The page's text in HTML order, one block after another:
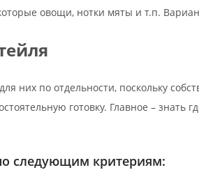
овощи, нотки мяты и т.п.
них по отдельности, поскольку
готовку. Главное –
следующим критериям: